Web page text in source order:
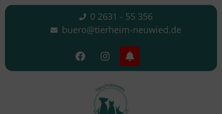
0 2631 - 55 356
buero@tierheim-neuwied.de